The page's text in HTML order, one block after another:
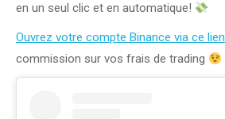
en un seul clic et en automatique!
Ouvrez votre compte Binance via ce lien
commission sur vos frais de trading